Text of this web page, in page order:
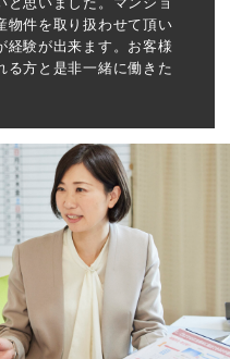
件を取り扱わせて頂い
経験が出来ます。お客様
る方と是非一緒に働きた